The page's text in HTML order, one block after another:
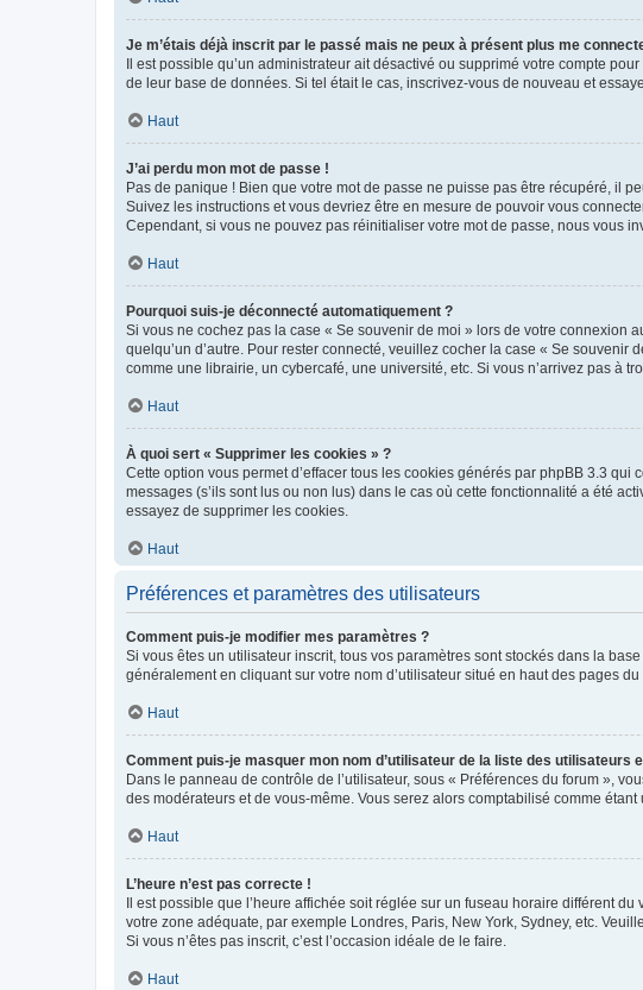
Je m’étais déjà inscrit par le passé mais ne peux à présent plus me
Il est possible qu’un administrateur ait désactivé ou supprimé votre compte
de leur base de données. Si tel était le cas, inscrivez-vous de nouveau et
Haut
J’ai perdu mon mot de passe !
Pas de panique ! Bien que votre mot de passe ne puisse pas être récupéré, il
Suivez les instructions et vous devriez être en mesure de pouvoir vous
Cependant, si vous ne pouvez pas réinitialiser votre mot de passe, nous vous
Haut
Pourquoi suis-je déconnecté automatiquement ?
Si vous ne cochez pas la case « Se souvenir de moi » lors de votre connexion
quelqu’un d’autre. Pour rester connecté, veuillez cocher la case « Se
comme une librairie, un cybercafé, une université, etc. Si vous n’arrivez pas à
Haut
À quoi sert « Supprimer les cookies » ?
Cette option vous permet d’effacer tous les cookies générés par phpBB 3.3
messages (s’ils sont lus ou non lus) dans le cas où cette fonctionnalité a été
essayez de supprimer les cookies.
Haut
Préférences et paramètres des utilisateurs
Comment puis-je modifier mes paramètres ?
Si vous êtes un utilisateur inscrit, tous vos paramètres sont stockés dans la
généralement en cliquant sur votre nom d’utilisateur situé en haut des pages
Haut
Comment puis-je masquer mon nom d’utilisateur de la liste des utilisateurs
Dans le panneau de contrôle de l’utilisateur, sous « Préférences du forum »,
des modérateurs et de vous-même. Vous serez alors comptabilisé comme étant
Haut
L’heure n’est pas correcte !
Il est possible que l’heure affichée soit réglée sur un fuseau horaire différent
votre zone adéquate, par exemple Londres, Paris, New York, Sydney, etc.
Si vous n’êtes pas inscrit, c’est l’occasion idéale de le faire.
Haut